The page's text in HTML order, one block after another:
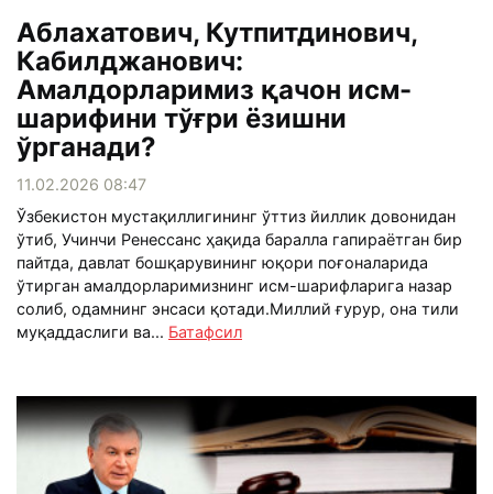
Аблахатович, Кутпитдинович,
Кабилджанович:
Амалдорларимиз қачон исм-
шарифини тўғри ёзишни
ўрганади?
11.02.2026 08:47
Ўзбекистон мустақиллигининг ўттиз йиллик довонидан
ўтиб, Учинчи Ренессанс ҳақида баралла гапираётган бир
пайтда, давлат бошқарувининг юқори поғоналарида
ўтирган амалдорларимизнинг исм-шарифларига назар
солиб, одамнинг энсаси қотади.Миллий ғурур, она тили
муқаддаслиги ва... Батафсил